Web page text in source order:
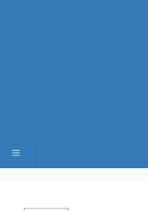
Переключить навигацию